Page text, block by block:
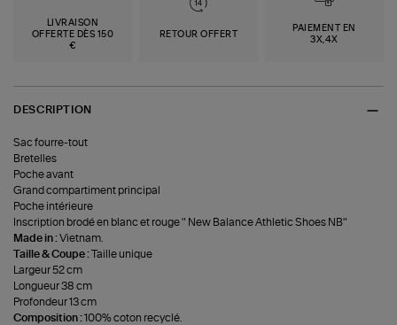
LIVRAISON
OFFERTE DÈS 150
€
RETOUR OFFERT
PAIEMENT EN
3X,4X
DESCRIPTION
Sac fourre-tout
Bretelles
Poche avant
Grand compartiment principal
Poche intérieure
Inscription brodé en blanc et rouge " New Balance Athletic Shoes NB"
Made in :Vietnam.
Taille & Coupe :Taille unique
Largeur 52 cm
Longueur 38 cm
Profondeur 13 cm
Composition :100% coton recyclé.